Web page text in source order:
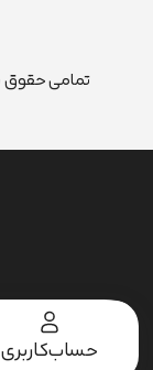
تمامی حقوق
حساب‌کاربری